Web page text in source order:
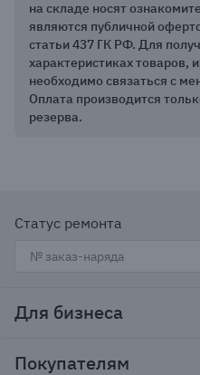
на складе носят
являются публичной
статьи 437 ГК РФ. Для
характеристиках товаров,
необходимо связаться с
Оплата производится
резерва.
Статус ремонта
Для бизнеса
Тендеры и гос закупки
Покупателям